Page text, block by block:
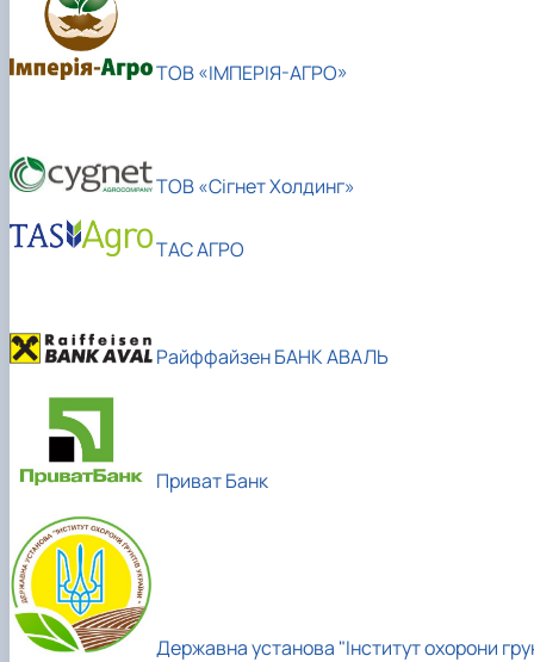
ТОВ «ІМПЕРІЯ-АГРО»
ТОВ «Сігнет Холдинг»
TAC АГРО
Райффайзен БАНК АВАЛЬ
Приват Банк
Державна установа "Інститут охорони